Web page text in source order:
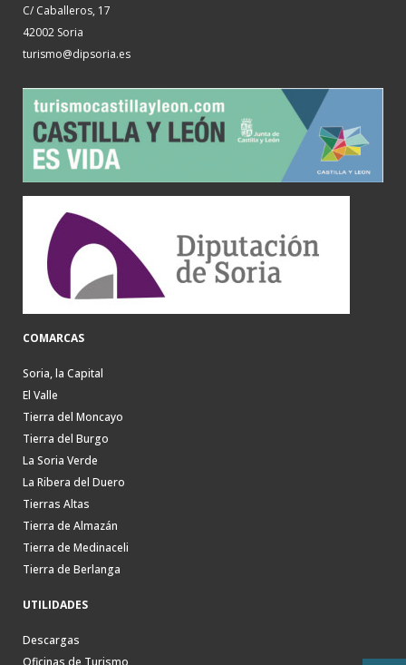
C/ Caballeros, 17
42002 Soria
turismo@dipsoria.es
COMARCAS
Soria, la Capital
El Valle
Tierra del Moncayo
Tierra del Burgo
La Soria Verde
La Ribera del Duero
Tierras Altas
Tierra de Almazán
Tierra de Medinaceli
Tierra de Berlanga
UTILIDADES
Descargas